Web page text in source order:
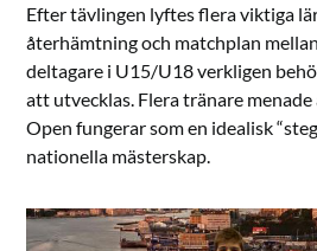
Efter tävlingen lyftes flera viktiga
återhämtning och matchplan
deltagare i U15/U18 verkligen
att utvecklas. Flera tränare
Open fungerar som en idealisk
nationella mästerskap.